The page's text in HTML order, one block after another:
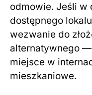
odmowie. Jeśli w
dostępnego
wezwanie do
alternatywnego
miejsce w
mieszkaniowe.